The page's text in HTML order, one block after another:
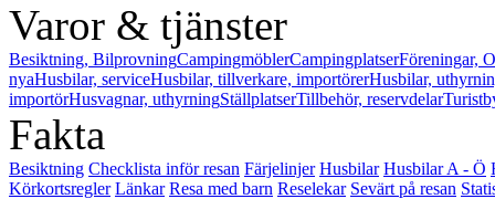
Varor & tjänster
Besiktning, BilprovningCampingmöblerCampingplatserFöreningar,
nyaHusbilar, serviceHusbilar, tillverkare, importörerHusbilar,
importörHusvagnar, uthyrningStällplatserTillbehör, reservdelar
Fakta
Besiktning Checklista inför resan Färjelinjer Husbilar Husbilar A - Ö
Körkortsregler Länkar Resa med barn Reselekar Sevärt på resan